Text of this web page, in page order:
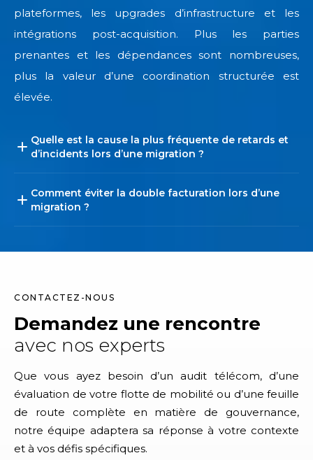
plateformes, les upgrades d’infrastructure et les
intégrations post-acquisition. Plus les parties
prenantes et les dépendances sont nombreuses,
plus la valeur d’une coordination structurée est
élevée.
Quelle est la cause la plus fréquente de retards et
d’incidents lors d’une migration ?
Comment éviter la double facturation lors d’une
migration ?
CONTACTEZ-NOUS
Demandez une rencontre
avec nos experts
Que vous ayez besoin d’un audit télécom, d’une
évaluation de votre flotte de mobilité ou d’une feuille
de route complète en matière de gouvernance,
notre équipe adaptera sa réponse à votre contexte
et à vos défis spécifiques.